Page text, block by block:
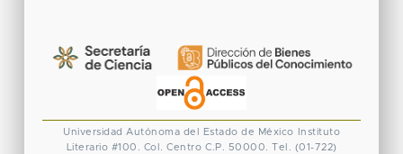
Universidad Autónoma del Estado de México
Instituto
Literario #100. Col. Centro C.P. 50000. Tel. (01-722)